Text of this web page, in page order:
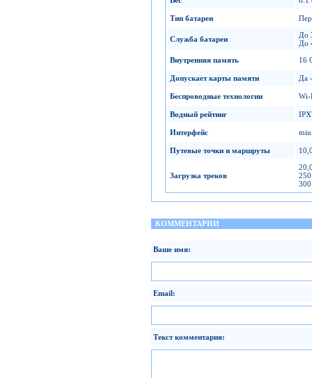
Тип батареи
Служба батареи
До
До
Внутренняя память
16
Допускает карты памяти Да
Беспроводные технологии Wi-
Водный рейтинг
Интерфейс
Путевые точки и маршруты
Загрузка треков
300
КОММЕНТАРИИ
Ваше имя:
Email:
Текст комментария: